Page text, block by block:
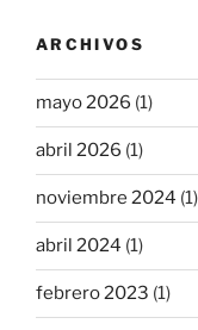
ARCHIVOS
mayo 2026 (1)
abril 2026 (1)
noviembre 2024 (1)
abril 2024 (1)
febrero 2023 (1)